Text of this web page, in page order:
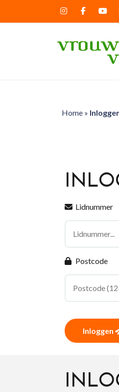
Home»
Lidnummer
Postcode
Inloggen